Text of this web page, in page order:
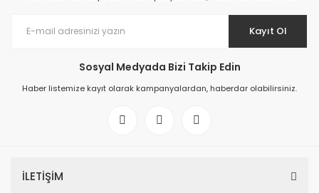
Kayıt Ol
Sosyal Medyada Bizi Takip Edin
Haber listemize kayıt olarak kampanyalardan, haberdar olabilirsiniz.
İLETİŞİM